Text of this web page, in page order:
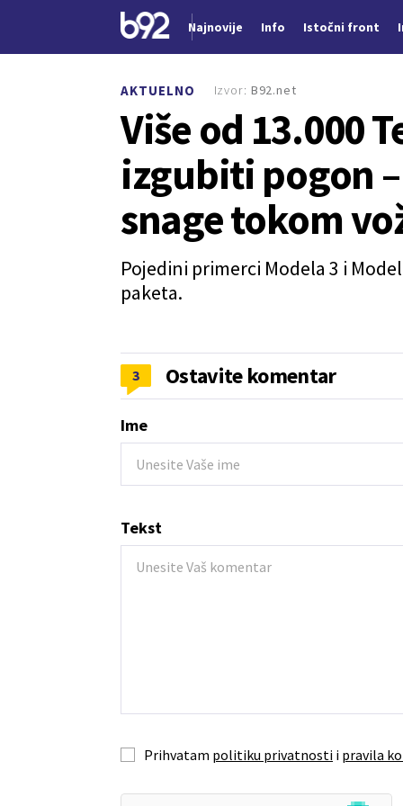
Najnovije Info Istočni front
AKTUELNO
Više od 13.000
izgubiti pogon
snage tokom
Pojedini primerci Modela 3 i
paketa.
Izvor: B92.net
3 Ostavite komentar
Ime
Tekst
Prihvatam politiku privatnosti i pravila